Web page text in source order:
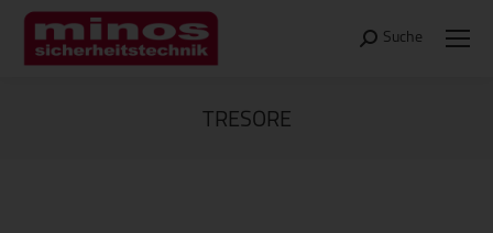
Search:
Suche
TRESORE